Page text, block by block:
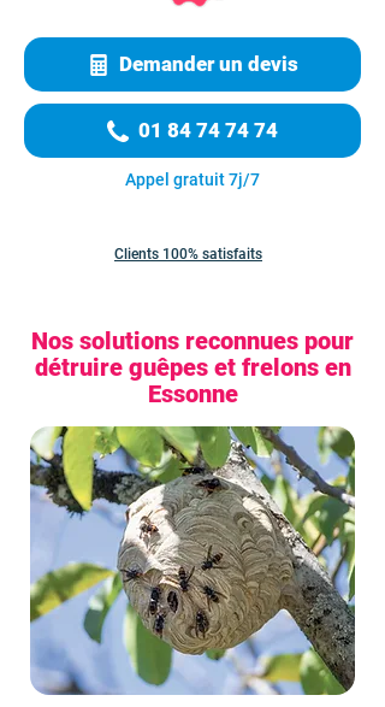
Demander un devis
01 84 74 74 74
Appel gratuit 7j/7
Clients 100% satisfaits
Nos solutions reconnues pour
détruire guêpes et frelons en
Essonne